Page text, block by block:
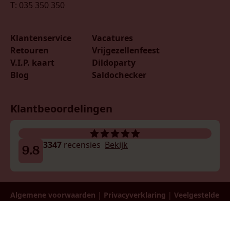
T: 035 350 350
Klantenservice
Retouren
V.I.P. kaart
Blog
Vacatures
Vrijgezellenfeest
Dildoparty
Saldochecker
Klantbeoordelingen
9.8 3347 recensies Bekijk
Algemene voorwaarden | Privacyverklaring | Veelgestelde